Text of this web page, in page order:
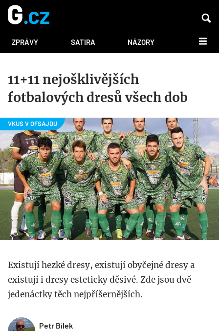
ZPRÁVY SATIRA NÁZORY DALŠÍ
11+11 nejošklivějších
fotbalových dresů všech dob
Existují hezké dresy, existují obyčejné dresy a
existují i dresy esteticky děsivé. Zde jsou dvě
jedenáctky těch nejpříšernějších.
Petr Bílek